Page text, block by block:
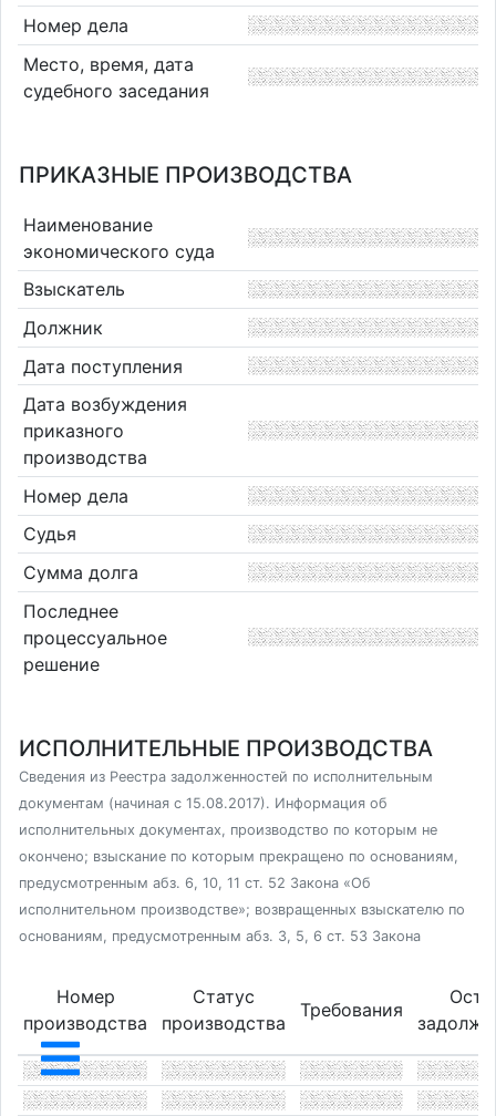
Номер дела
Место, время, дата
судебного заседания
ПРИКАЗНЫЕ ПРОИЗВОДСТВА
Наименование
экономического суда
Взыскатель
Должник
Дата поступления
Дата возбуждения
приказного
производства
Номер дела
Судья
Сумма долга
Последнее
процессуальное
решение
ИСПОЛНИТЕЛЬНЫЕ ПРОИЗВОДСТВА
Сведения из Реестра задолженностей по исполнительным
документам (начиная с 15.08.2017). Информация об
исполнительных документах, производство по которым не
окончено; взыскание по которым прекращено по основаниям,
предусмотренным абз. 6, 10, 11 ст. 52 Закона «Об
исполнительном производстве»; возвращенных взыскателю по
основаниям, предусмотренным абз. 3, 5, 6 ст. 53 Закона
Номер
производства
Статус
производства
Требования